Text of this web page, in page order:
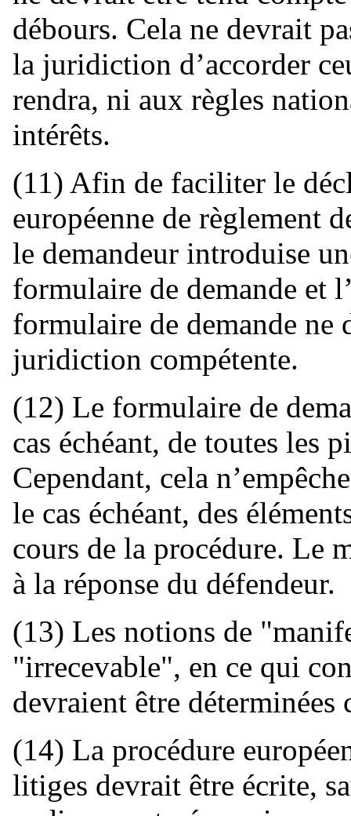
débours. Cela ne devrait
la juridiction d’accorder
rendra, ni aux règles
intérêts.
(11) Afin de faciliter le
européenne de règlement
le demandeur introduise
formulaire de demande et
formulaire de demande ne
juridiction compétente.
(12) Le formulaire de
cas échéant, de toutes les
Cependant, cela
le cas échéant, des
cours de la procédure. Le
à la réponse du défendeur.
(13) Les notions de
"irrecevable", en ce qui
devraient être
(14) La procédure
litiges devrait être écrite,